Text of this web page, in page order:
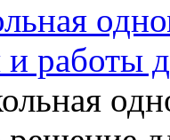
работы